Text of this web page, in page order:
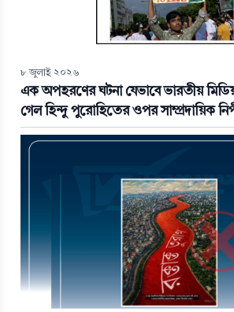
৮ জুলাই ২০২৬
এক অপহরণের ঘটনা যেভাবে ভারতীয়
গেল হিন্দু পুরোহিতের ওপর সাম্প্রদায়িক